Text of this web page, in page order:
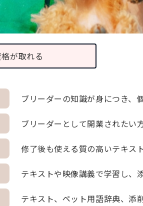
が取れる
ブリーダーの知識が身につき、
ブリーダーとして開業されたい
修了後も使える質の高いテキス
テキストや映像講義で学習し、
テキスト、ペット用語辞典、添